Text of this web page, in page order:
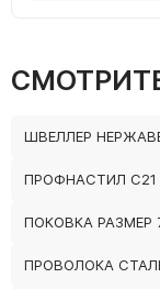
ШВЕЛЛЕР
ПРОФНАСТИЛ С21
ПОКОВКА РАЗМЕР
ПРОВОЛОКА